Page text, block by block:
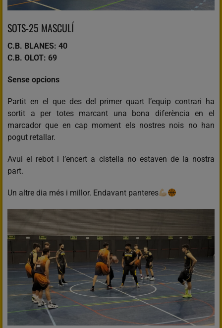
SOTS-25 MASCULÍ
C.B. BLANES: 40
C.B. OLOT: 69
Sense opcions
Partit en el que des del primer quart l’equip contrari ha
sortit a per totes marcant una bona diferència en el
marcador que en cap moment els nostres nois no han
pogut retallar.
Avui el rebot i l’encert a cistella no estaven de la nostra
part.
Un altre dia més i millor. Endavant panteres